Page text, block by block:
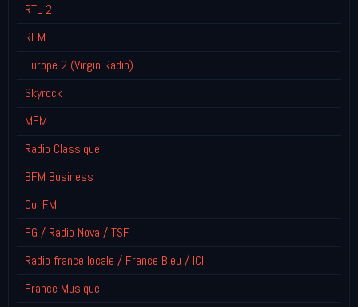
RTL 2
RFM
Europe 2 (Virgin Radio)
Skyrock
MFM
Radio Classique
BFM Business
Oui FM
FG / Radio Nova / TSF
Radio france locale / France Bleu / ICI
France Musique